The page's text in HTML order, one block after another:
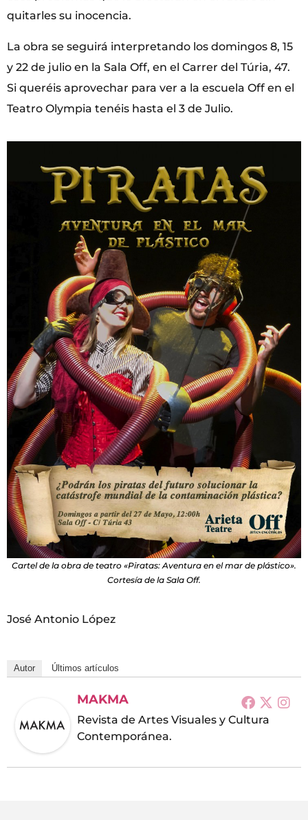
quitarles su inocencia.
La obra se seguirá interpretando los domingos 8, 15
y 22 de julio en la Sala Off, en el Carrer del Túria, 47.
Si queréis aprovechar para ver a la escuela Off en el
Teatro Olympia tenéis hasta el 3 de Julio.
Cartel de la obra de teatro «Piratas: Aventura en el mar de plástico».
Cortesía de la Sala Off.
José Antonio López
Autor Últimos artículos
MAKMA
Revista de Artes Visuales y Cultura
Contemporánea.